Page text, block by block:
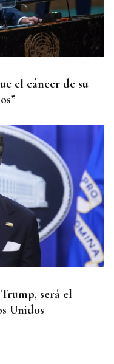
el cáncer de su
será el
Unidos